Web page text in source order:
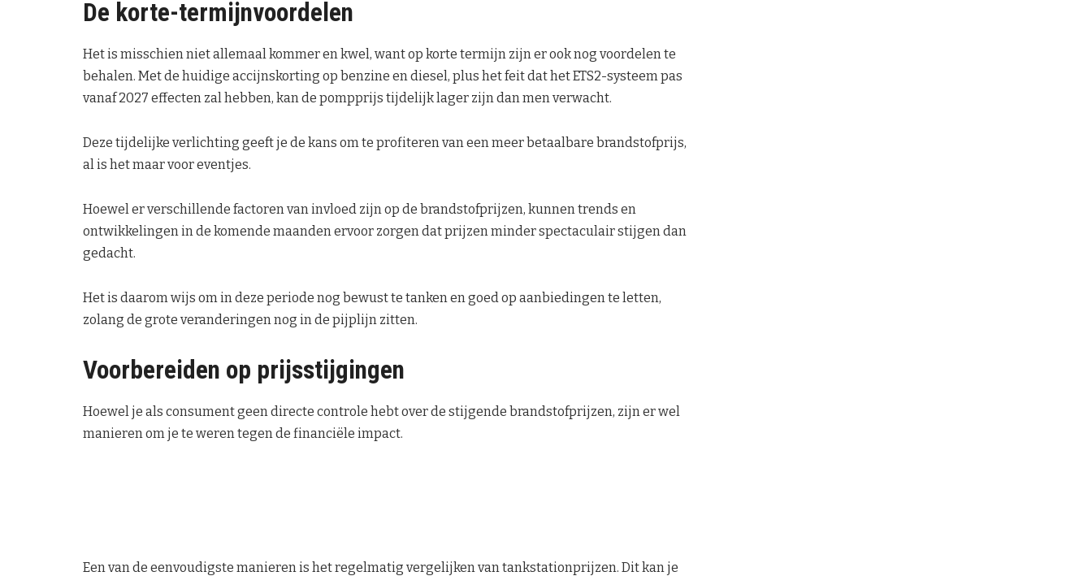
De korte-termijnvoordelen
Het is misschien niet allemaal kommer en kwel, want op korte termijn zijn er ook nog voordelen te
behalen. Met de huidige accijnskorting op benzine en diesel, plus het feit dat het ETS2-systeem pas
vanaf 2027 effecten zal hebben, kan de pompprijs tijdelijk lager zijn dan men verwacht.
Deze tijdelijke verlichting geeft je de kans om te profiteren van een meer betaalbare brandstofprijs,
al is het maar voor eventjes.
Hoewel er verschillende factoren van invloed zijn op de brandstofprijzen, kunnen trends en
ontwikkelingen in de komende maanden ervoor zorgen dat prijzen minder spectaculair stijgen dan
gedacht.
Het is daarom wijs om in deze periode nog bewust te tanken en goed op aanbiedingen te letten,
zolang de grote veranderingen nog in de pijplijn zitten.
Voorbereiden op prijsstijgingen
Hoewel je als consument geen directe controle hebt over de stijgende brandstofprijzen, zijn er wel
manieren om je te weren tegen de financiële impact.
Een van de eenvoudigste manieren is het regelmatig vergelijken van tankstationprijzen. Dit kan je